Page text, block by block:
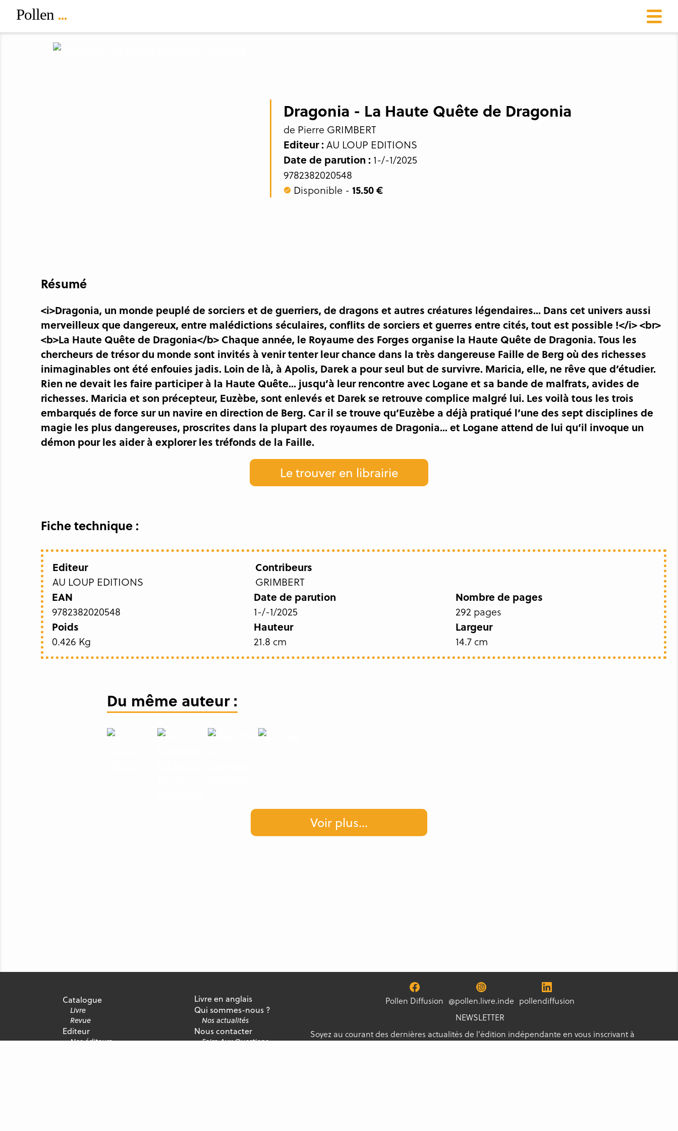
Dragonia - La Haute Quête de Dragonia
de Pierre GRIMBERT
Editeur : AU LOUP EDITIONS
Date de parution : 1-/-1/2025
9782382020548
Disponible - 15.50 €
Résumé
<i>Dragonia, un monde peuplé de sorciers et de guerriers, de dragons et autres créatures légendaires... Dans cet univers aussi
merveilleux que dangereux, entre malédictions séculaires, conflits de sorciers et guerres entre cités, tout est possible !</i> <br>
<b>La Haute Quête de Dragonia</b> Chaque année, le Royaume des Forges organise la Haute Quête de Dragonia. Tous les
chercheurs de trésor du monde sont invités à venir tenter leur chance dans la très dangereuse Faille de Berg où des richesses
inimaginables ont été enfouies jadis. Loin de là, à Apolis, Darek a pour seul but de survivre. Maricia, elle, ne rêve que d’étudier.
Rien ne devait les faire participer à la Haute Quête... jusqu’à leur rencontre avec Logane et sa bande de malfrats, avides de
richesses. Maricia et son précepteur, Euzèbe, sont enlevés et Darek se retrouve complice malgré lui. Les voilà tous les trois
embarqués de force sur un navire en direction de Berg. Car il se trouve qu’Euzèbe a déjà pratiqué l’une des sept disciplines de
magie les plus dangereuses, proscrites dans la plupart des royaumes de Dragonia... et Logane attend de lui qu’il invoque un
démon pour les aider à explorer les tréfonds de la Faille.
Le trouver en librairie
Fiche technique :
Editeur
AU LOUP EDITIONS
Contribeurs
GRIMBERT
EAN
9782382020548
Date de parution
1-/-1/2025
Nombre de pages
292 pages
Poids
0.426 Kg
Hauteur
21.8 cm
Largeur
14.7 cm
Du même auteur :
Voir plus...
Catalogue
Livre
Revue
Editeur
Nos éditeurs
Livre en anglais
Qui sommes-nous ?
Nos actualités
Nous contacter
Foire Aux Questions
Pollen Diffusion @pollen.livre.inde pollendiffusion
NEWSLETTER
Soyez au courant des dernières actualités de l'édition indépendante en vous inscrivant à